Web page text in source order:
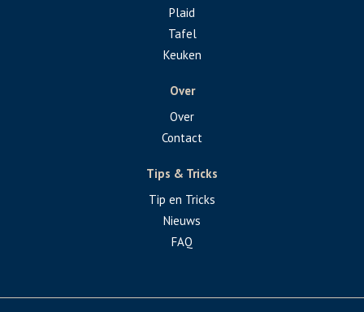
Plaid
Tafel
Keuken
Over
Over
Contact
Tips & Tricks
Tip en Tricks
Nieuws
FAQ